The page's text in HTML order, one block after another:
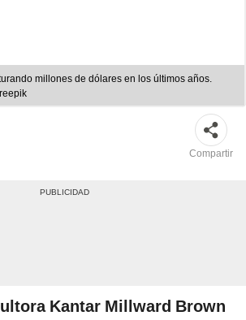
millones de dólares en los últimos años.
Compartir
Kantar Millward Brown